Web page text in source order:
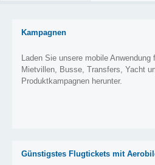
Kampagnen
Laden Sie unsere mobile
Mietvillen, Busse, Transfers, Yacht
Produktkampagnen herunter.
Günstigstes Flugtickets mit